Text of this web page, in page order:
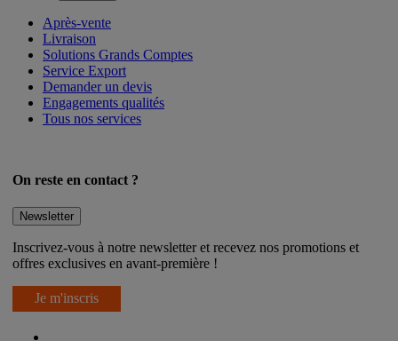
Après-vente
Livraison
Solutions Grands Comptes
Service Export
Demander un devis
Engagements qualités
Tous nos services
On reste en contact ?
Newsletter
Inscrivez-vous à notre newsletter et recevez nos promotions et
offres exclusives en avant-première !
Je m'inscris